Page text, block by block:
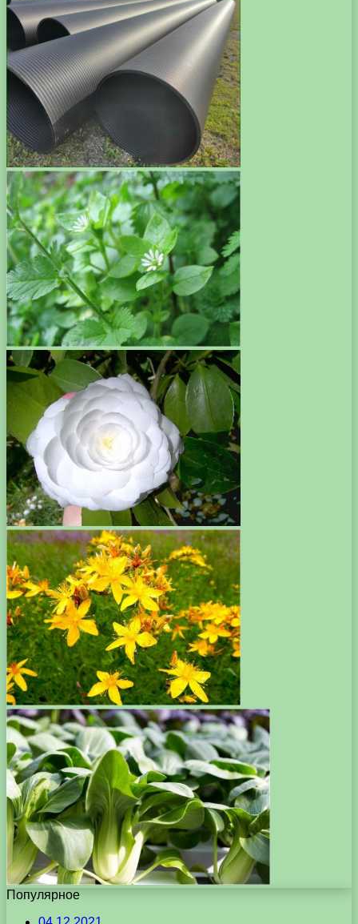
Популярное